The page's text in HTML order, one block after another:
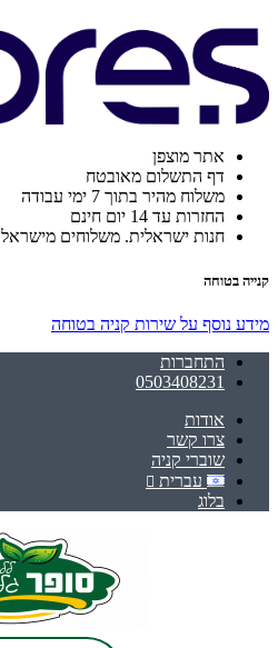
אתר מוצפן
דף התשלום מאובטח
משלוח מהיר בתוך 7 ימי עבודה
החזרות עד 14 יום חינם
חנות ישראלית. משלוחים מישראל
קנייה בטוחה
מידע נוסף על שירות קניה בטוחה
התחברות
0503408231
אודות
צרו קשר
שוברי קניה
עברית
בלוג